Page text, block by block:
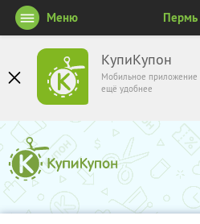
КупиКупон
Мобильное приложение
ещё удобнее
Меню Пермь